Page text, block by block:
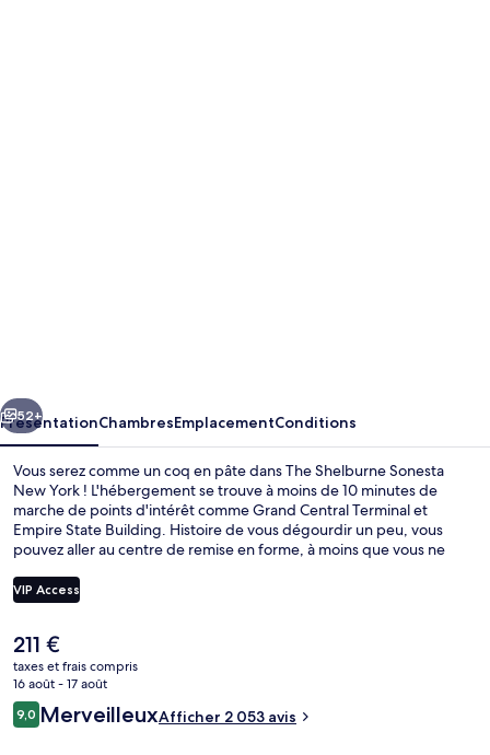
York
Suivant
52+
PrésentationChambresEmplacementConditions
Vous serez comme un coq en pâte dans The Shelburne Sonesta
New York ! L'hébergement se trouve à moins de 10 minutes de
marche de points d'intérêt comme Grand Central Terminal et
Empire State Building. Histoire de vous dégourdir un peu, vous
pouvez aller au centre de remise en forme, à moins que vous ne
Care Restaurant, qui vous accueille pour le petit déjeuner, le
déjeuner et le dîner et vous régale de ses spécialités Cuisine
ailleurs à moins de 15 minutes à pied. Les autres voyageurs ne
tarissent pas d'éloges en ce qui concerne la literie de qualité et le
personnel attentionné. L'hébergement se situe à une très courte
distance à pied des transports publics : Station de métro 23rd
Street (Park Av.) se trouve à 7 min et Station de métro 42nd Street /
VIP Access
Le
prix
actuel
est
de
211 €
taxes et frais compris
16 août - 17 août
Avis
voyageurs
9,09,0 sur 10
MerveilleuxAfficher 2 053 avis